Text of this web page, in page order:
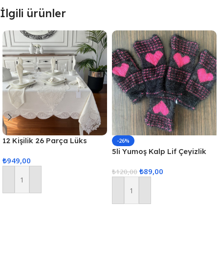
İlgili ürünler
12 Kişilik 26 Parça Lüks
Masa Örtüsü Seti
₺949,00
Sepete Ekle
-26%
5li Yumoş Kalp Lif Çeyizlik
₺120,00 ₺89,00
Sepete Ekle